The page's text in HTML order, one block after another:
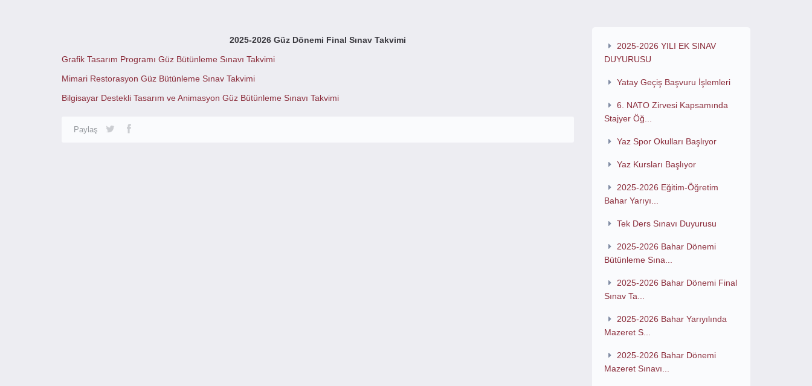
2025-2026 Güz Dönemi Final Sınav Takvimi
Grafik Tasarım Programı Güz Bütünleme Sınavı Takvimi
Mimari Restorasyon Güz Bütünleme Sınav Takvimi
Bilgisayar Destekli Tasarım ve Animasyon Güz Bütünleme Sınavı Takvimi
Paylaş
2025-2026 YILI EK SINAV
DUYURUSU
Yatay Geçiş Başvuru İşlemleri
6. NATO Zirvesi Kapsamında
Stajyer Öğ...
Yaz Spor Okulları Başlıyor
Yaz Kursları Başlıyor
2025-2026 Eğitim-Öğretim
Bahar Yarıyı...
Tek Ders Sınavı Duyurusu
2025-2026 Bahar Dönemi
Bütünleme Sına...
2025-2026 Bahar Dönemi Final
Sınav Ta...
2025-2026 Bahar Yarıyılında
Mazeret S...
2025-2026 Bahar Dönemi
Mazeret Sınavı...